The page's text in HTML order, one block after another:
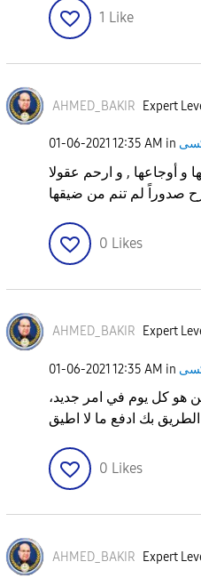
1 Like
AHMED_BAKIR Expert
‎01-06-2021 12:35 AM in
أوجاعها , و ارحم عقولا
صدوراً لم تنم من ضيقها
0 Likes
AHMED_BAKIR Expert
‎01-06-2021 12:35 AM in
من هو كل يوم في امر جديد،
بك ادفع ما لا اطيق
0 Likes
AHMED_BAKIR Expert